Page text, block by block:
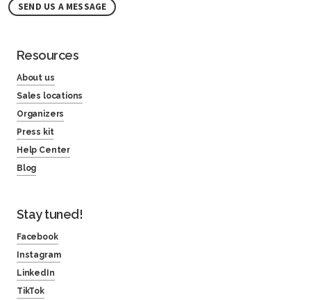
SEND US A MESSAGE
Resources
About us
Sales locations
Organizers
Press kit
Help Center
Blog
Stay tuned!
Facebook
Instagram
LinkedIn
TikTok